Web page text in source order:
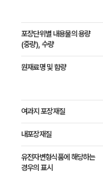
포장단위별 내용물의 용량
(중량), 수량
원재료명 및 함량
여과지 포장재질
내포장재질
유전자변형식품에 해당하는
경우의 표시